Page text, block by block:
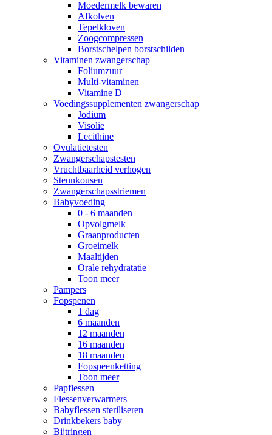
Moedermelk bewaren
Afkolven
Tepelkloven
Zoogcompressen
Borstschelpen borstschilden
Vitaminen zwangerschap
Foliumzuur
Multi-vitaminen
Vitamine D
Voedingssupplementen zwangerschap
Jodium
Visolie
Lecithine
Ovulatietesten
Zwangerschapstesten
Vruchtbaarheid verhogen
Steunkousen
Zwangerschapsstriemen
Babyvoeding
0 - 6 maanden
Opvolgmelk
Graanproducten
Groeimelk
Maaltijden
Orale rehydratatie
Toon meer
Pampers
Fopspenen
1 dag
6 maanden
12 maanden
16 maanden
18 maanden
Fopspeenketting
Toon meer
Papflessen
Flessenverwarmers
Babyflessen steriliseren
Drinkbekers baby
Bijtringen